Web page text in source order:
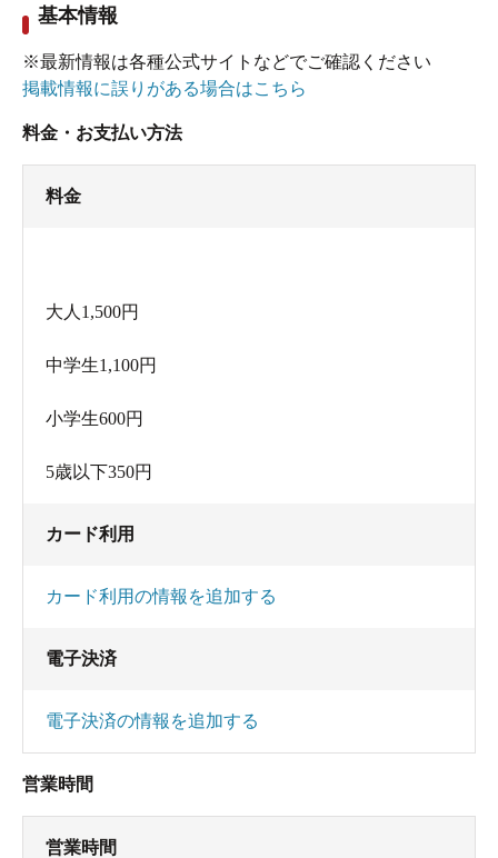
かなり白濁した泥湯が満たされていて、女性でも
全く気兼ねなく楽しめます。足で底の状態を探り
ながら、広い露天風呂の中を移動。泥が堆積して
いるところでは、手にすくって肌に塗ったりと、
湯には入らず帰ってしまったので、次回は是非フ
ルコースを楽しんでみたいですね。
基本情報
※最新情報は各種公式サイトなどでご確認ください
掲載情報に誤りがある場合はこちら
料金・お支払い方法
料金
大人1,500円
中学生1,100円
小学生600円
5歳以下350円
カード利用
カード利用の情報を追加する
電子決済
電子決済の情報を追加する
営業時間
営業時間